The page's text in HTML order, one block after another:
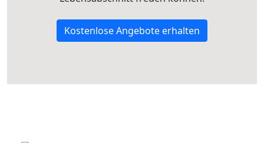
Kostenlose Angebote erhalten